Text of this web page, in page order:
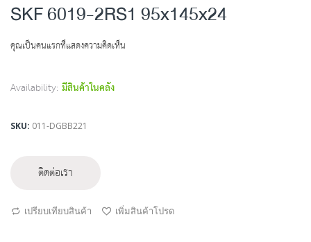
to
the
SKF 6019-2RS1 95x145x24
คุณเป็นคนแรกที่แสดงความคิดเห็น
Availability: มีสินค้าในคลัง
SKU 011-DGBB221
ติดต่อเรา
เปรียบเทียบสินค้า เพิ่มสินค้าโปรด